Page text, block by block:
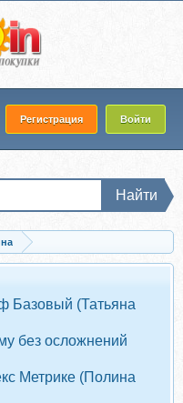
Регистрация Войти
Найти
Виктория Зимина)
Базовый (Татьяна
без осложнений
Метрике (Полина